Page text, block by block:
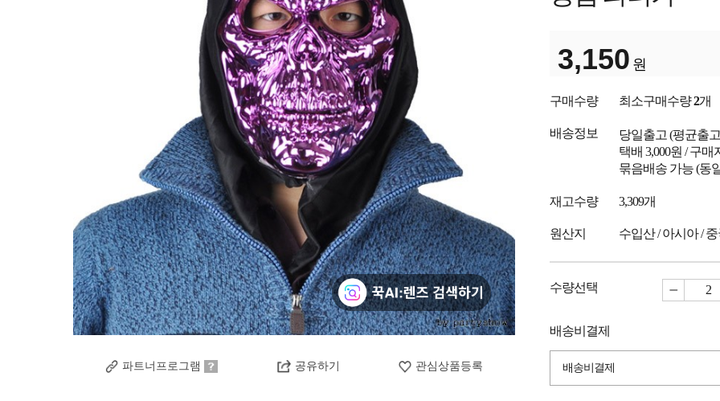
파트너프로그램 공유하기 관심상품등록
3,150 원
구매수량 최소구매수량2개
배송정보 당일출고 (평균출
택배 3,000원 / 구매
묶음배송 가능 (동
재고수량 3,309개
원산지 수입산 / 아시아 /
수량선택
배송비결제
배송비결제